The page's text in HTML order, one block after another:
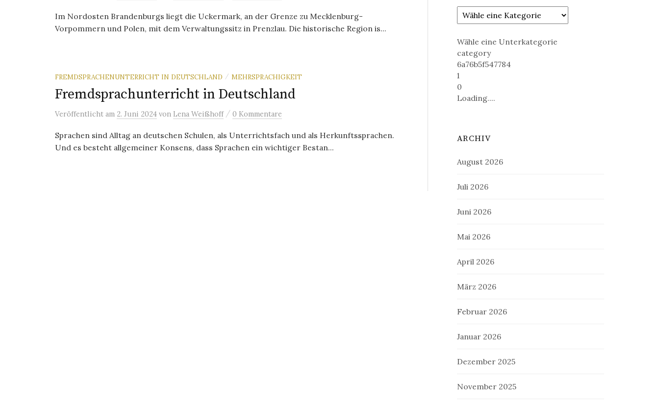
Im Nordosten Brandenburgs liegt die Uckermark, an der Grenze zu Mecklenburg-
Vorpommern und Polen, mit dem Verwaltungssitz in Prenzlau. Die historische Region is...
FREMDSPRACHENUNTERRICHT IN DEUTSCHLAND / MEHRSPRACHIGKEIT
Fremdsprachunterricht in Deutschland
Veröffentlicht am 2. Juni 2024 von Lena Weißhoff / 0 Kommentare
Sprachen sind Alltag an deutschen Schulen, als Unterrichtsfach und als Herkunftssprachen.
Und es besteht allgemeiner Konsens, dass Sprachen ein wichtiger Bestan...
Wähle eine Unterkategorie
category
6a76b5f547784
1
0
Loading....
ARCHIV
August 2026
Juli 2026
Juni 2026
Mai 2026
April 2026
März 2026
Februar 2026
Januar 2026
Dezember 2025
November 2025